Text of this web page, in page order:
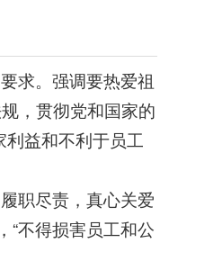
求。强调要热爱祖
，贯彻党和国家的
益和不利于员工
职尽责，真心关爱
“不得损害员工和公